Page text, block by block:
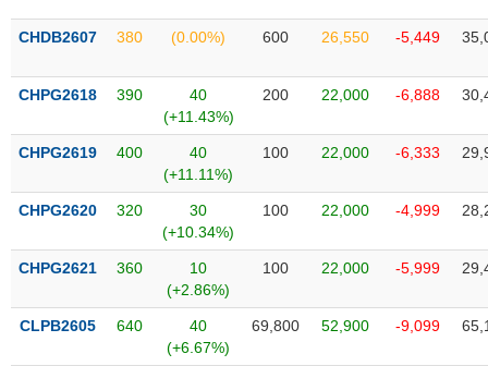
CHDB2607 380 (0.00%) 600 26,550 -5,449
CHPG2618 390
40
(+11.43%)
200 22,000 -6,888
CHPG2619 400
40
(+11.11%)
100 22,000 -6,333
CHPG2620 320
30
(+10.34%)
100 22,000 -4,999
CHPG2621 360
10
(+2.86%)
100 22,000 -5,999
CLPB2605 640
40
(+6.67%)
69,800 52,900 -9,099
SÓC
KHỎE
CHÍNH